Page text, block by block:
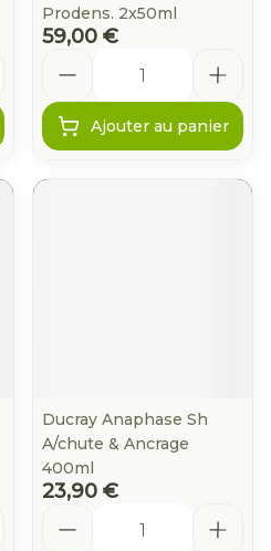
Prodens. 2x50ml
59,00 €
Ajouter au panier
Ducray Anaphase Sh
A/chute & Ancrage
400ml
23,90 €